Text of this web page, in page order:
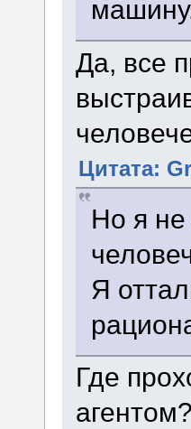
Да, все
Цитата:
Но я
Я
Где